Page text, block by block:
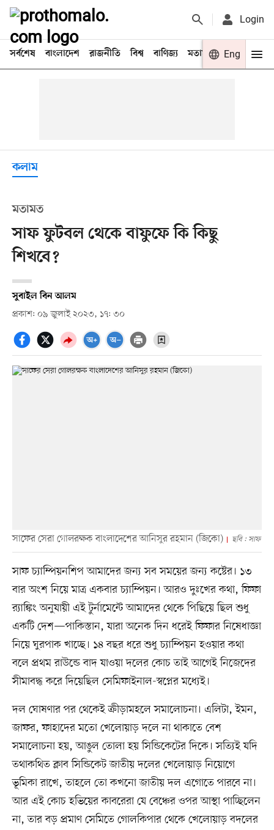
Login
সর্বশেষ বাংলাদেশ রাজনীতি বিশ্ব বাণিজ্য মতামত খেলা
Eng
কলাম
মতামত
সাফ ফুটবল থেকে বাফুফে কি কিছু
শিখবে?
সুবাইল বিন আলম
প্রকাশ: ০৯ জুলাই ২০২৩, ১৭: ৩০
সাফের সেরা গোলরক্ষক বাংলাদেশের আনিসুর রহমান (জিকো) ছবি : সাফ
সাফ চ্যাম্পিয়নশিপ আমাদের জন্য সব সময়ের জন্য কষ্টের। ১৩
বার অংশ নিয়ে মাত্র একবার চ্যাম্পিয়ন। আরও দুঃখের কথা, ফিফা
র‍্যাঙ্কিং অনুযায়ী এই টুর্নামেন্টে আমাদের থেকে পিছিয়ে ছিল শুধু
একটি দেশ—পাকিস্তান, যারা অনেক দিন ধরেই ফিফার নিষেধাজ্ঞা
নিয়ে ঘুরপাক খাচ্ছে। ১৪ বছর ধরে শুধু চ্যাম্পিয়ন হওয়ার কথা
বলে প্রথম রাউন্ডে বাদ যাওয়া দলের কোচ তাই আগেই নিজেদের
সীমাবদ্ধ করে দিয়েছিল সেমিফাইনাল-স্বপ্নের মধ্যেই।
দল ঘোষণার পর থেকেই ক্রীড়ামহলে সমালোচনা। এলিটা, ইমন,
জাফর, ফাহাদের মতো খেলোয়াড় দলে না থাকাতে বেশ
সমালোচনা হয়, আঙুল তোলা হয় সিন্ডিকেটের দিকে। সত্যিই যদি
তথাকথিত ক্লাব সিন্ডিকেট জাতীয় দলের খেলোয়াড় নিয়োগে
ভূমিকা রাখে, তাহলে তো কখনো জাতীয় দল এগোতে পারবে না।
আর এই কোচ হভিয়ের কাবরেরা যে বেঞ্চের ওপর আস্থা পাচ্ছিলেন
না, তার বড় প্রমাণ সেমিতে গোলকিপার থেকে খেলোয়াড় বদলের